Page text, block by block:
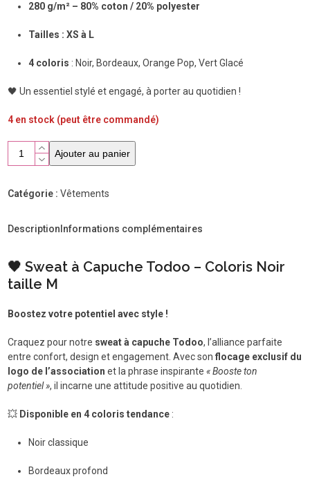
280 g/m² – 80% coton / 20% polyester
Tailles : XS à L
4 coloris : Noir, Bordeaux, Orange Pop, Vert Glacé
🖤 Un essentiel stylé et engagé, à porter au quotidien !
4 en stock (peut être commandé)
quantité
shirt
taille
Ajouter au panier
Catégorie :Vêtements
Description Informations complémentaires
🖤 Sweat à Capuche Todoo – Coloris Noir
taille M
Boostez votre potentiel avec style !
Craquez pour notre sweat à capuche Todoo, l’alliance parfaite
entre confort, design et engagement. Avec sonflocage exclusif du
logo de l’association et la phrase inspirante« Booste ton
potentiel », il incarne une attitude positive au quotidien.
💥 Disponible en 4 coloris tendance :
Noir classique
Bordeaux profond